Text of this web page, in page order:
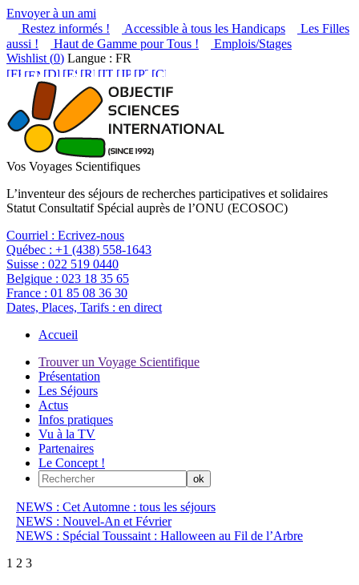
Envoyer à un ami
Restez informés !
Accessible à tous les Handicaps
Les Filles
aussi !
Haut de Gamme pour Tous !
Emplois/Stages
Wishlist (0) Langue : FR
Vos Voyages Scientifiques
L’inventeur des séjours de recherches participatives et solidaires
Statut Consultatif Spécial auprès de l’ONU (ECOSOC)
Courriel : Ecrivez-nous
Québec : +1 (438) 558-1643
Suisse : 022 519 0440
Belgique : 023 18 35 65
France : 01 85 08 36 30
Dates, Places, Tarifs : en direct
Accueil
Trouver un Voyage Scientifique
Présentation
Les Séjours
Actus
Infos pratiques
Vu à la TV
Partenaires
Le Concept !
NEWS : Cet Automne : tous les séjours
NEWS : Nouvel-An et Février
NEWS : Spécial Toussaint : Halloween au Fil de l’Arbre
1 2 3